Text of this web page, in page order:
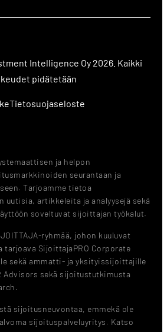
Intelligence Oy 2026. Kaikki
pidätetään
Tietosuojaseloste
ja helpon
seurantaan ja
Tarjoamme tietoa
artikkeleita ja analyysejä sekä
soveltuvat sijoittajan työkalut.
ryhmää, johon kuuluvat
tarjoava SijoittajaPRO Corporate
sekä ammatti- ja yksityissijoittajille
Advisors sekä sijoitustutkimusta
sijoitusneuvontaa, emmekä ole
sijoituspalveluyritys. Katso